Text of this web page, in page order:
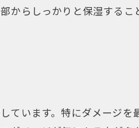
からしっかりと保湿する
います。特にダメージを